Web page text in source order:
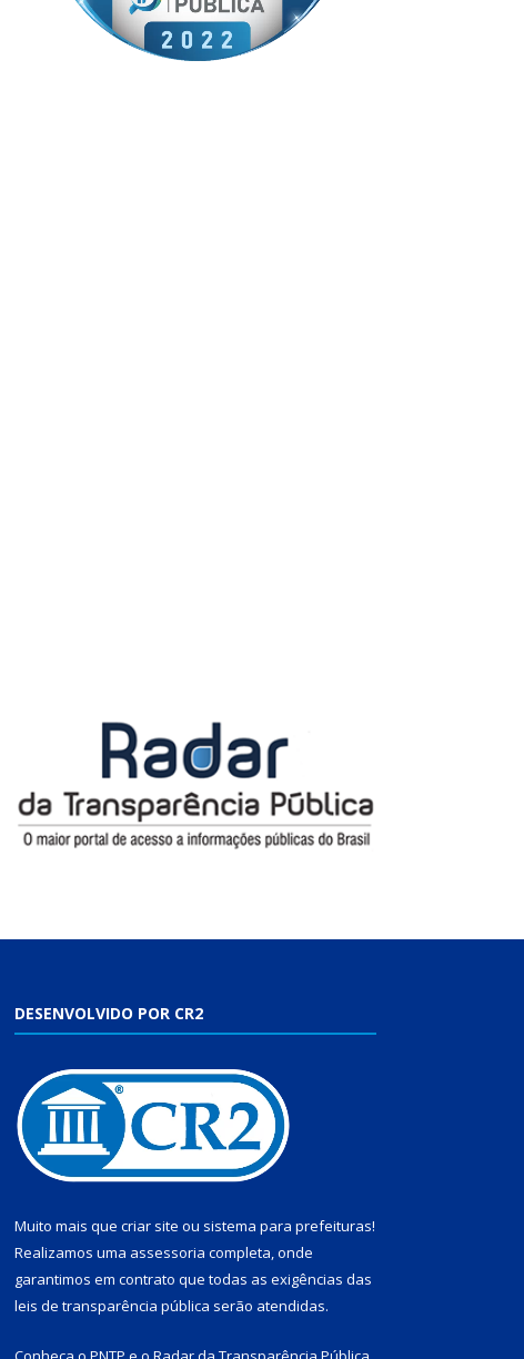
DESENVOLVIDO POR CR2
Muito mais que criar site ou sistema para prefeituras!
Realizamos uma assessoria completa, onde
garantimos em contrato que todas as exigências das
leis de transparência pública serão atendidas.